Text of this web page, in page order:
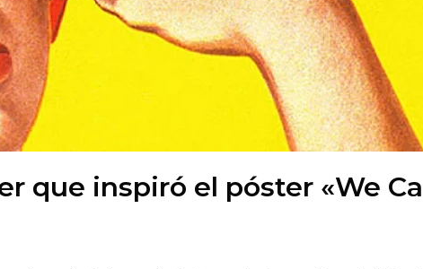
que inspiró el póster «We